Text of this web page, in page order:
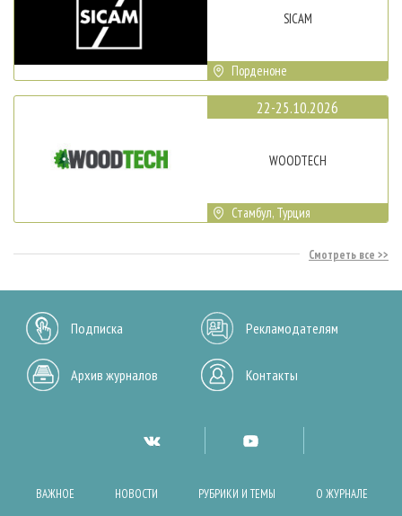
SICAM
Порденоне
22-25.10.2026
WOODTECH
Стамбул, Турция
Смотреть все
Подписка Рекламодателям
Архив журналов Контакты
ВАЖНОЕ НОВОСТИ РУБРИКИ И ТЕМЫ О ЖУРНАЛЕ